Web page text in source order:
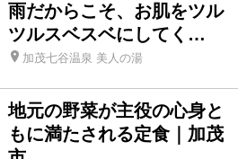
雨だからこそ、お肌をツル
ツルスベスベにしてく…
加茂七谷温泉 美人の湯
地元の野菜が主役の心身と
もに満たされる定食｜加茂